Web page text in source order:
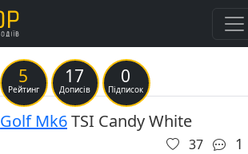
5
Рейтинг
17
Дописів
0
Підписок
Golf Mk6TSI Candy White
37 1